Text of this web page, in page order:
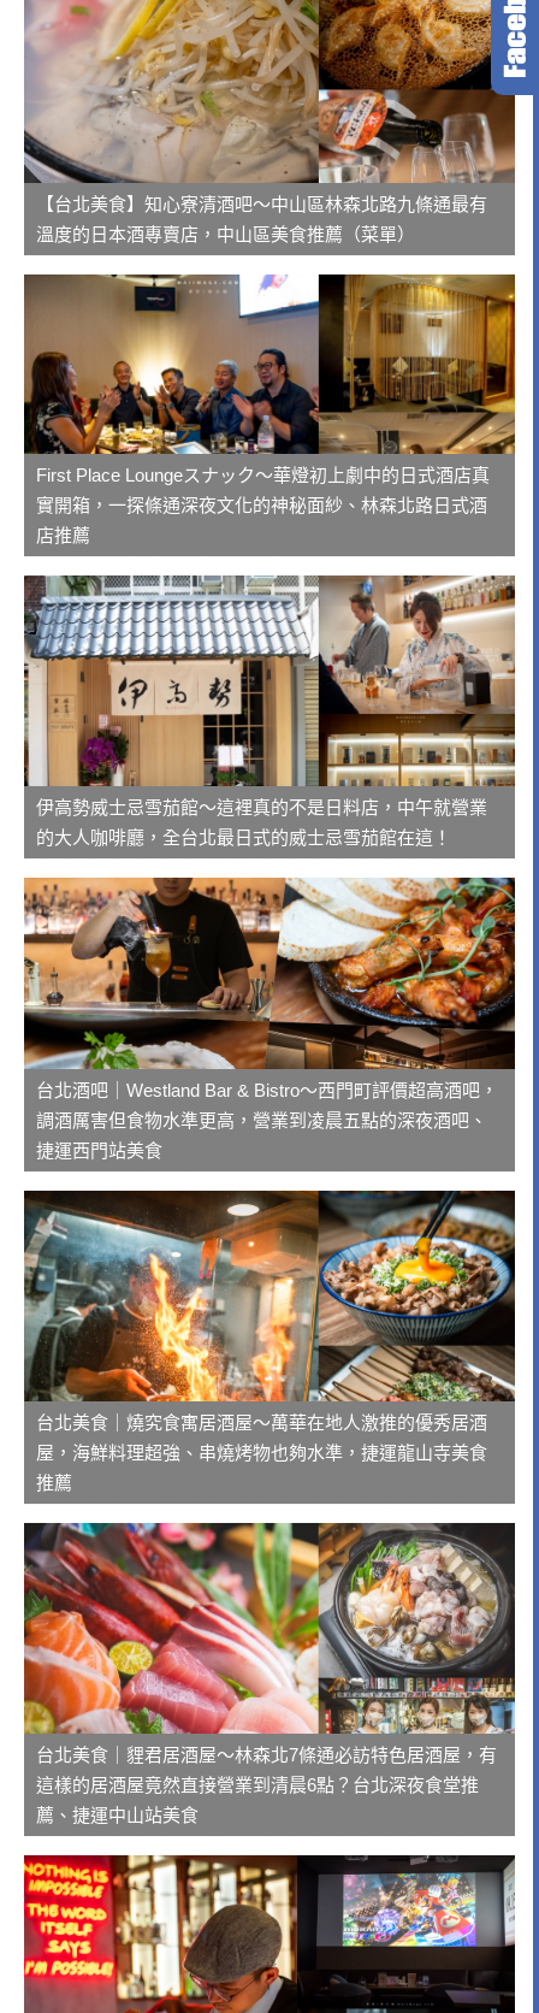
【台北美食】知心寮清酒吧～中山區林森北路九條通最有
溫度的日本酒專賣店，中山區美食推薦（菜單）
First Place Loungeスナック～華燈初上劇中的日式酒店真
實開箱，一探條通深夜文化的神秘面紗、林森北路日式酒
店推薦
伊高勢威士忌雪茄館～這裡真的不是日料店，中午就營業
的大人咖啡廳，全台北最日式的威士忌雪茄館在這！
台北酒吧｜Westland Bar & Bistro～西門町評價超高酒吧，
調酒厲害但食物水準更高，營業到凌晨五點的深夜酒吧、
捷運西門站美食
台北美食｜燒究食寓居酒屋～萬華在地人激推的優秀居酒
屋，海鮮料理超強、串燒烤物也夠水準，捷運龍山寺美食
推薦
台北美食｜貍君居酒屋～林森北7條通必訪特色居酒屋，有
這樣的居酒屋竟然直接營業到清晨6點？台北深夜食堂推
薦、捷運中山站美食